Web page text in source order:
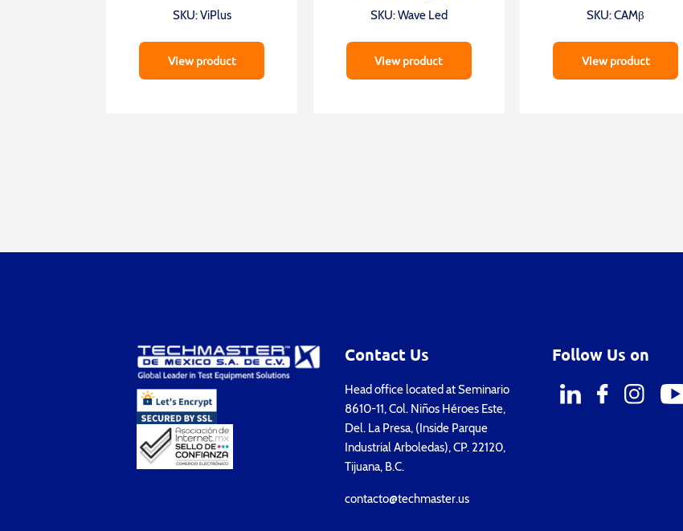
SKU: ViPlus
View product
SKU: Wave Led
View product
SKU: CAMβ
View product
Contact Us
Head office located at Seminario
8610-11, Col. Niños Héroes Este,
Del. La Presa, (Inside Parque
Industrial Arboledas), CP. 22120,
Tijuana, B.C.
contacto@techmaster.us
Follow Us on